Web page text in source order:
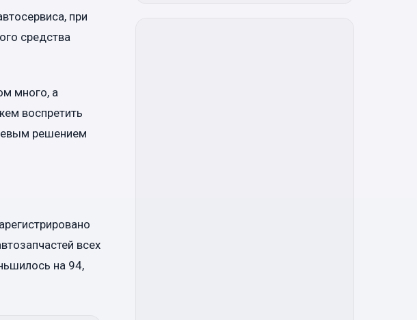
при
средства
много, а
воспретить
решением
всех
на 94,